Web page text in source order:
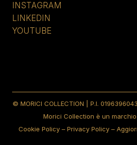
INSTAGRAM
LINKEDIN
YOUTUBE
© MORICI COLLECTION | P.I.
Morici Collection è un marchio
Cookie Policy – Privacy Policy –